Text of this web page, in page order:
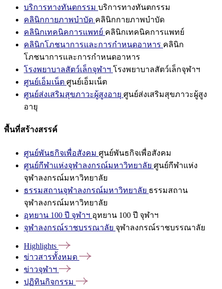
บริการทางทันตกรรม บริการทางทันตกรรม
คลินิกกายภาพบำบัด คลินิกกายภาพบำบัด
คลินิกเทคนิคการแพทย์ คลินิกเทคนิคการแพทย์
คลินิกโภชนาการและการกำหนดอาหาร คลินิก
โภชนาการและการกำหนดอาหาร
โรงพยาบาลสัตว์เล็กจุฬาฯ โรงพยาบาลสัตว์เล็กจุฬาฯ
ศูนย์เอ็มเน็ต ศูนย์เอ็มเน็ต
ศูนย์ส่งเสริมสุขภาวะผู้สูงอายุ ศูนย์ส่งเสริมสุขภาวะผู้สูง
อายุ
พื้นที่สร้างสรรค์
ศูนย์พันธกิจเพื่อสังคม ศูนย์พันธกิจเพื่อสังคม
ศูนย์กีฬาแห่งจุฬาลงกรณ์มหาวิทยาลัย ศูนย์กีฬาแห่ง
จุฬาลงกรณ์มหาวิทยาลัย
ธรรมสถานจุฬาลงกรณ์มหาวิทยาลัย ธรรมสถาน
จุฬาลงกรณ์มหาวิทยาลัย
อุทยาน 100 ปี จุฬาฯ อุทยาน 100 ปี จุฬาฯ
จุฬาลงกรณ์ราชบรรณาลัย จุฬาลงกรณ์ราชบรรณาลัย
Highlights
ข่าวสารทั้งหมด
ข่าวจุฬาฯ
ปฏิทินกิจกรรม